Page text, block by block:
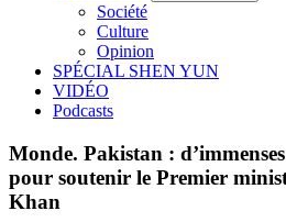
Société
Culture
Opinion
SPÉCIAL SHEN YUN
VIDÉO
Podcasts
Monde. Pakistan :
pour soutenir le Premier
Khan